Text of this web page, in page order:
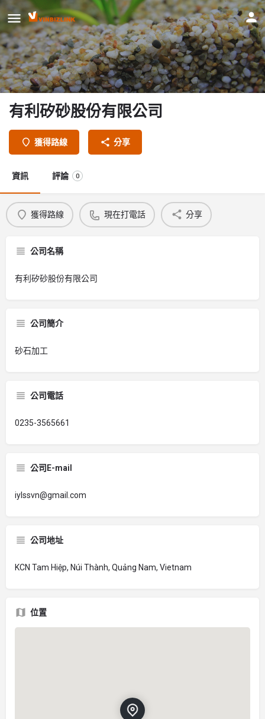
有利矽砂股份有限公司
獲得路線 分享
資訊 評論 0
獲得路線 現在打電話 分享
公司名稱
有利矽砂股份有限公司
公司簡介
砂石加工
公司電話
0235-3565661
公司E-mail
iylssvn@gmail.com
公司地址
KCN Tam Hiệp, Núi Thành, Quảng Nam, Vietnam
位置